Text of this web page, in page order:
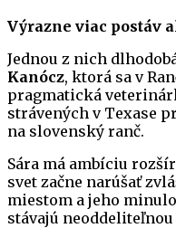
Výrazne viac postáv
Jednou z nich
Kanócz, ktorá sa v
pragmatická
strávených v Texase
na slovenský ranč.
Sára má ambíciu
svet začne narúšať
miestom a jeho
stávajú